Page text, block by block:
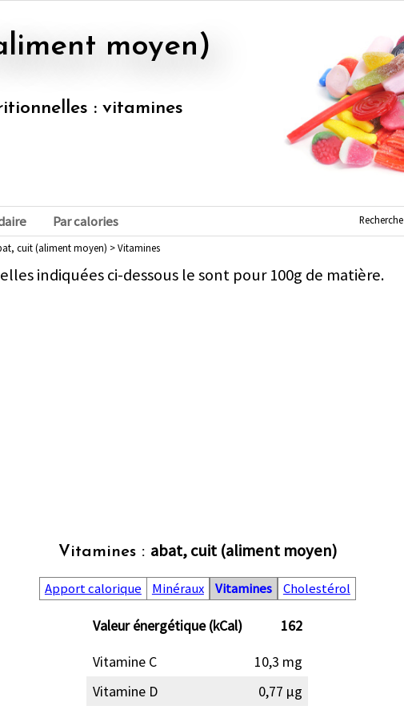
moyen)
: vitamines
Par calories Recherche
cuit (aliment moyen) > Vitamines
indiquées ci-dessous le sont pour 100g de matière.
Vitamines : abat, cuit (aliment moyen)
Apport calorique Minéraux Vitamines Cholestérol
Valeur énergétique (kCal)
162
Vitamine C
10,3 mg
Vitamine D
0,77 µg